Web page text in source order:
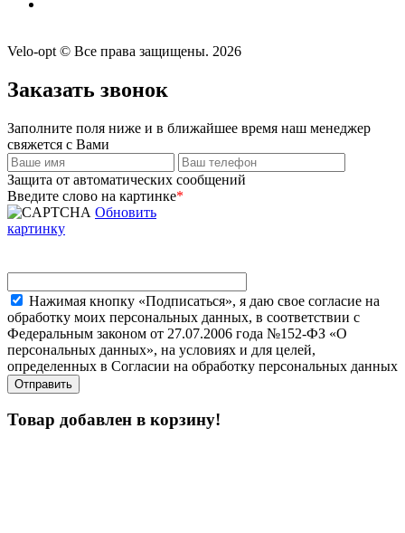
Velo-opt © Все права защищены. 2026
Заказать звонок
Заполните поля ниже и в ближайшее время наш менеджер
свяжется с Вами
Защита от автоматических сообщений
Введите слово на картинке*
Обновить
картинку
Нажимая кнопку «Подписаться», я даю свое согласие на
обработку моих персональных данных, в соответствии с
Федеральным законом от 27.07.2006 года №152-ФЗ «О
персональных данных», на условиях и для целей,
определенных в Согласии на обработку персональных данных
Товар добавлен в корзину!